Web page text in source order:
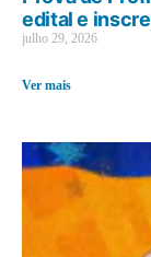
edital e
julho 29, 2026
Ver mais